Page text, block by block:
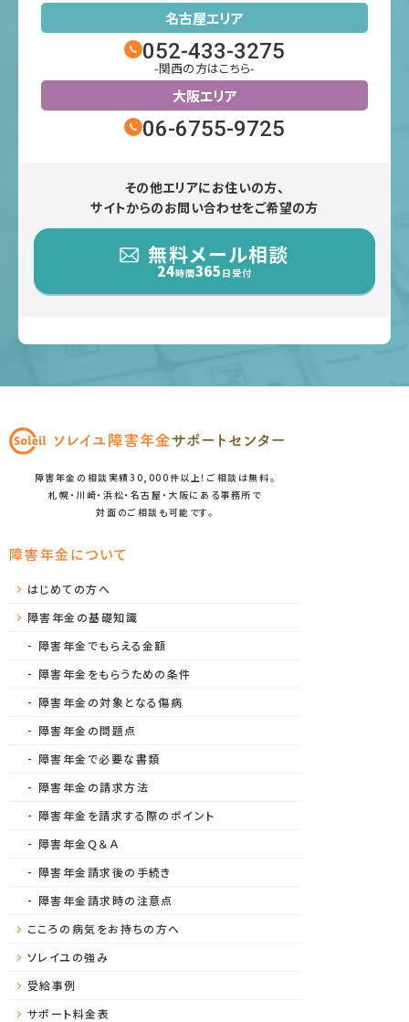
名古屋エリア
052-433-3275
-関西の方はこちら-
大阪エリア
06-6755-9725
その他エリアにお住いの方、
サイトからのお問い合わせをご希望の方
無料メール相談
24時間365 日受付
障害年金の相談実績30,000件以上！ご相談は無料。
札幌・川崎・浜松・名古屋・大阪にある事務所で
対面のご相談も可能です。
障害年金について
はじめての方へ
障害年金の基礎知識
障害年金でもらえる金額
障害年金をもらうための条件
障害年金の対象となる傷病
障害年金の問題点
障害年金で必要な書類
障害年金の請求方法
障害年金を請求する際のポイント
障害年金Ｑ＆Ａ
障害年金請求後の手続き
障害年金請求時の注意点
こころの病気をお持ちの方へ
ソレイユの強み
受給事例
サポート料金表